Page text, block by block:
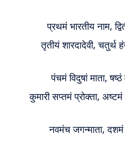
प्रथमं भारतीय नाम,
तृतीयं शारदादेवी, चतुर्थ
पंचमं विदुषां माता, षष्ठं
कुमारी सप्तमं प्रोक्ता,
नवमंच जगन्माता, दशमं